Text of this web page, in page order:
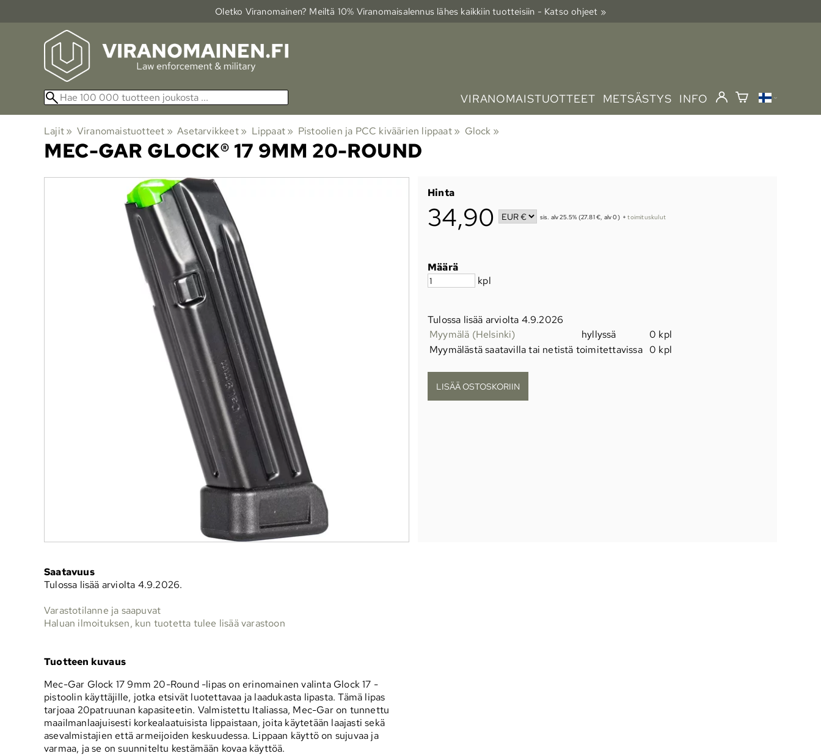
Oletko Viranomainen? Meiltä 10% Viranomais­alennus lähes kaikkiin tuotteisiin - Katso ohjeet »
VIRANOMAISTUOTTEET METSÄSTYS INFO
Lajit‪» Viranomaistuotteet ‪» Asetarvikkeet ‪» Lippaat‪» Pistoolien ja PCC kiväärien lippaat ‪» Glock ‪»
MEC-GAR GLOCK® 17 9MM 20-ROUND
Hinta
34,90 sis. alv 25.5% (27.81 €, alv 0) +toimituskulut
Määrä
kpl
Tulossa lisää arviolta 4.9.2026
Myymälä (Helsinki)
hyllyssä
0 kpl
Myymälästä saatavilla tai netistä toimitettavissa 0 kpl
Saatavuus
Tulossa lisää arviolta 4.9.2026.
Varastotilanne ja saapuvat
Haluan ilmoituksen, kun tuotetta tulee lisää varastoon
Tuotteen kuvaus
Mec-Gar Glock 17 9mm 20-Round -lipas on erinomainen valinta Glock 17 -
pistoolin käyttäjille, jotka etsivät luotettavaa ja laadukasta lipasta. Tämä lipas
tarjoaa 20patruunan kapasiteetin. Valmistettu Italiassa, Mec-Gar on tunnettu
maailmanlaajuisesti korkealaatuisista lippaistaan, joita käytetään laajasti sekä
asevalmistajien että armeijoiden keskuudessa. Lippaan käyttö on sujuvaa ja
varmaa, ja se on suunniteltu kestämään kovaa käyttöä.